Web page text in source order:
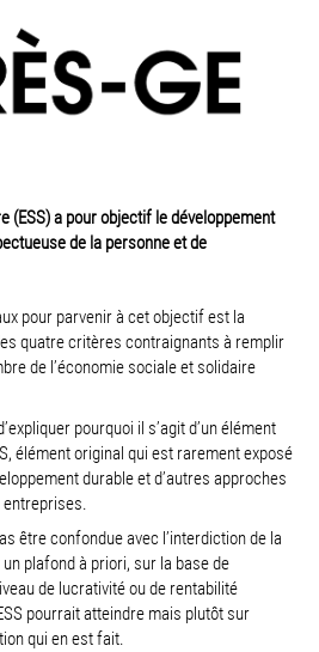
(ESS) a pour objectif le développement
de la personne et de
pour parvenir à cet objectif est la
quatre critères contraignants à remplir
de l’économie sociale et solidaire
pourquoi il s’agit d’un élément
élément original qui est rarement exposé
durable et d’autres approches
être confondue avec l’interdiction de la
plafond à priori, sur la base de
de lucrativité ou de rentabilité
pourrait atteindre mais plutôt sur
qui en est fait.